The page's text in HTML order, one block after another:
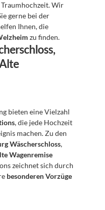
Wir
gerne bei der
Ihnen, die
zu finden.
bieten eine Vielzahl
, die jede Hochzeit
machen. Zu den
Wäscherschloss,
Wagenremise
zeichnet sich durch
besonderen Vorzüge